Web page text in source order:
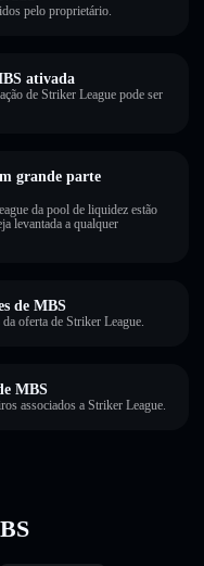
pelo proprietário.
ativada
de Striker League pode ser
grande parte
da pool de liquidez estão
levantada a qualquer
de MBS
oferta de Striker League.
MBS
associados a Striker League.